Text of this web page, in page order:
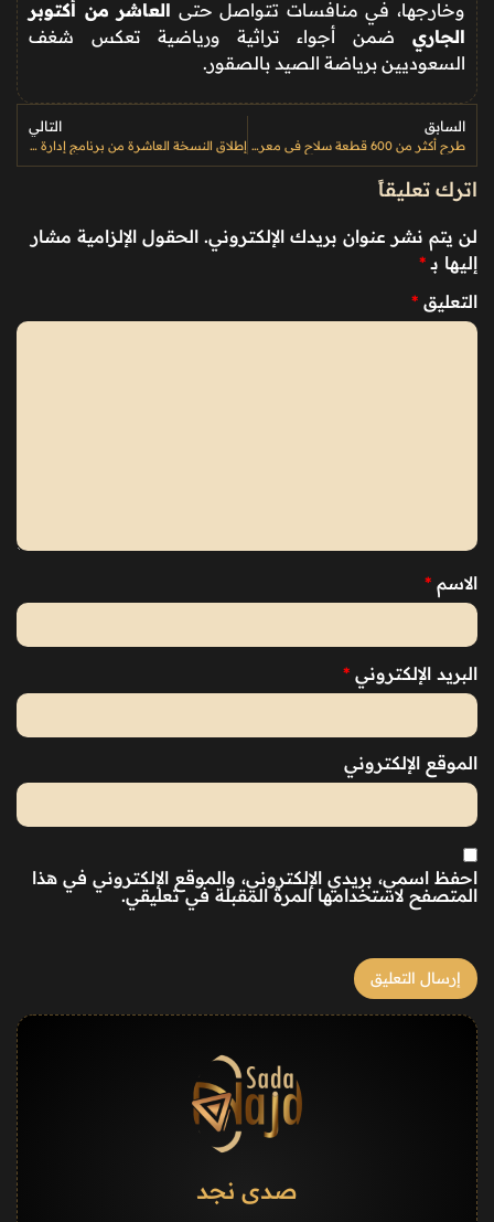
وخارجها، في منافسات تتواصل حتى العاشر من أكتوبر
الجاري ضمن أجواء تراثية ورياضية تعكس شغف
السعوديين برياضة الصيد بالصقور.
السابق
طرح أكثر من 600 قطعة سلاح في معرض الصقور والصيد السعودي الدولي 2025 بالرياض
التالي
إطلاق النسخة العاشرة من برنامج إدارة الوثائق والمحفوظات
اترك تعليقاً
لن يتم نشر عنوان بريدك الإلكتروني. الحقول الإلزامية مشار
إليها بـ *
التعليق *
الاسم *
البريد الإلكتروني *
الموقع الإلكتروني
احفظ اسمي، بريدي الإلكتروني، والموقع الإلكتروني في هذا
المتصفح لاستخدامها المرة المقبلة في تعليقي.
صدى نجد